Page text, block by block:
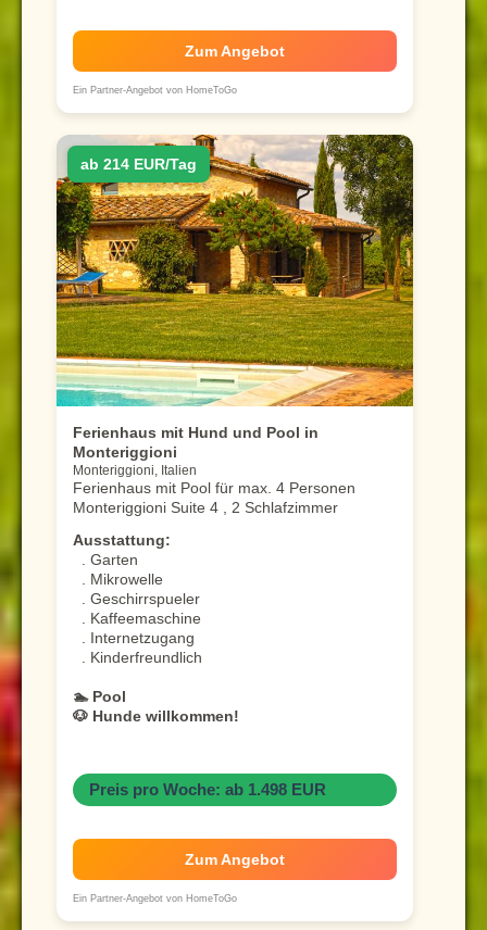
Zum Angebot
Ein Partner-Angebot von HomeToGo
ab 214 EUR/Tag
Ferienhaus mit Hund und Pool in
Monteriggioni
Monteriggioni, Italien
Ferienhaus mit Pool für max. 4 Personen
Monteriggioni Suite 4 , 2 Schlafzimmer
Ausstattung:
. Garten
. Mikrowelle
. Geschirrspueler
. Kaffeemaschine
. Internetzugang
. Kinderfreundlich
🏊 Pool
🐶 Hunde willkommen!
Preis pro Woche: ab 1.498 EUR
Zum Angebot
Ein Partner-Angebot von HomeToGo